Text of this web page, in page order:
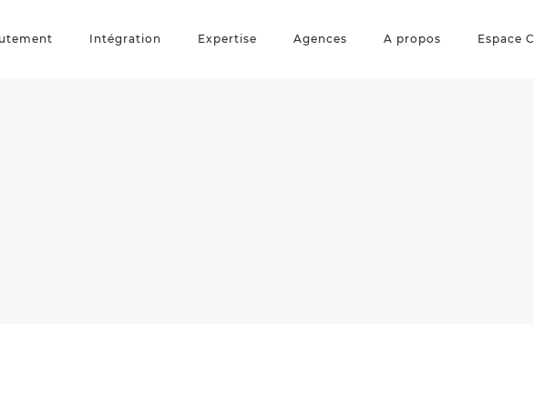
Intégration Expertise Agences A propos Espace